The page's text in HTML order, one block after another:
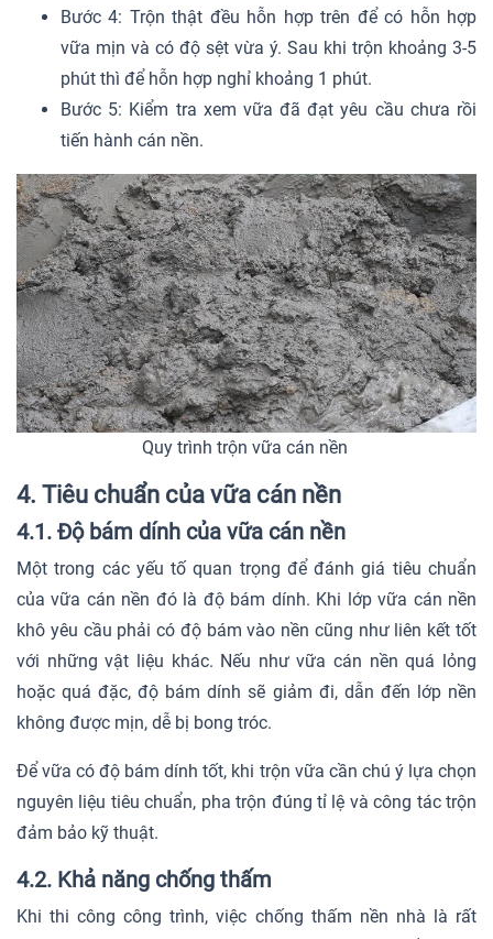
Bước 4: Trộn thật đều hỗn hợp trên để có hỗn hợp
vữa mịn và có độ sệt vừa ý. Sau khi trộn khoảng 3-5
phút thì để hỗn hợp nghỉ khoảng 1 phút.
Bước 5: Kiểm tra xem vữa đã đạt yêu cầu chưa rồi
tiến hành cán nền.
Quy trình trộn vữa cán nền
4. Tiêu chuẩn của vữa cán nền
4.1. Độ bám dính của vữa cán nền
Một trong các yếu tố quan trọng để đánh giá tiêu chuẩn
của vữa cán nền đó là độ bám dính. Khi lớp vữa cán nền
khô yêu cầu phải có độ bám vào nền cũng như liên kết tốt
với những vật liệu khác. Nếu như vữa cán nền quá lỏng
hoặc quá đặc, độ bám dính sẽ giảm đi, dẫn đến lớp nền
không được mịn, dễ bị bong tróc.
Để vữa có độ bám dính tốt, khi trộn vữa cần chú ý lựa chọn
nguyên liệu tiêu chuẩn, pha trộn đúng tỉ lệ và công tác trộn
đảm bảo kỹ thuật.
4.2. Khả năng chống thấm
Khi thi công công trình, việc chống thấm nền nhà là rất